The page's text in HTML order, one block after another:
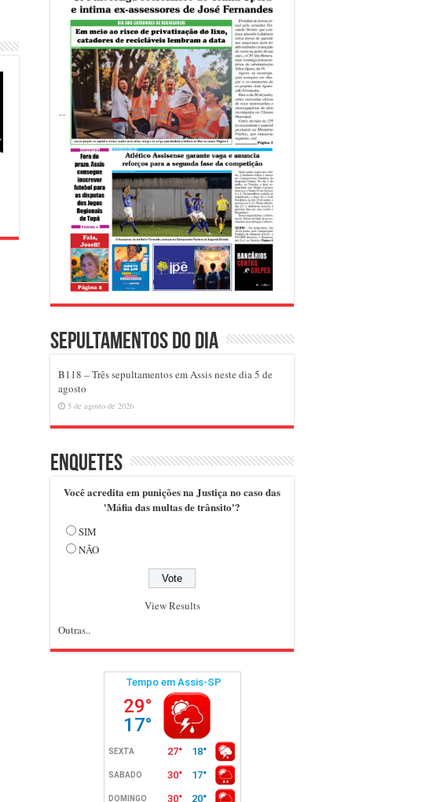
Sepultamentos do dia
B118 – Três sepultamentos em Assis neste dia 5 de
agosto
5 de agosto de 2026
Enquetes
Você acredita em punições na Justiça no caso das
'Máfia das multas de trânsito'?
SIM
NÃO
View Results
Outras..